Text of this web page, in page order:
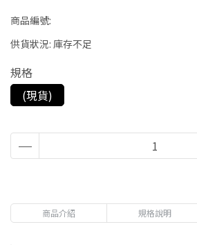
商品編號:
供貨狀況: 庫存不足
規格
(現貨)
商品介紹 規格說明